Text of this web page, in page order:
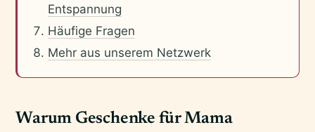
Entspannung
Häufige Fragen
Mehr aus unserem Netzwerk
Warum Geschenke für Mama